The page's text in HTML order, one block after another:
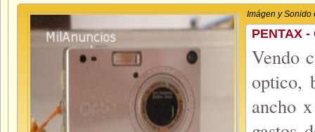
Imágen y Sonido
PENTAX -
Vendo
optico,
ancho